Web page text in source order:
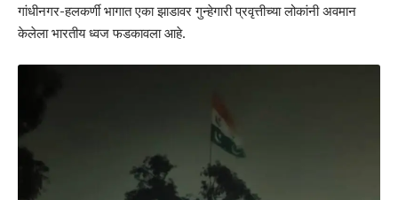
गांधीनगर-हलकर्णी भागात एका झाडावर गुन्हेगारी प्रवृत्तीच्या लोकांनी अवमान
केलेला भारतीय ध्वज फडकावला आहे.